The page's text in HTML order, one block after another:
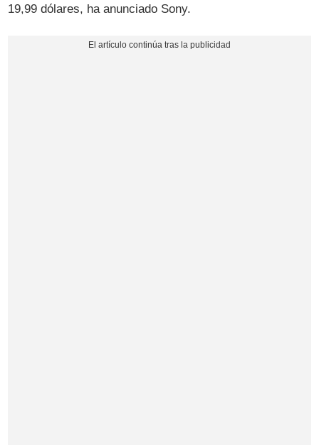
19,99 dólares, ha anunciado Sony.